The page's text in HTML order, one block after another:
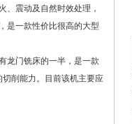
、震动及自然时效处理，
是一款性价比很高的大型
龙门铣床的一半，是一款
削能力。目前该机主要应